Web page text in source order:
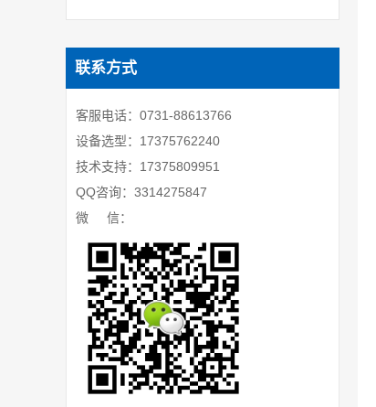
联系方式
客服电话：0731-88613766
设备选型：17375762240
技术支持：17375809951
QQ咨询：3314275847
微 信：